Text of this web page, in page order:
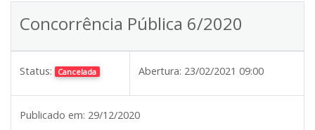
Concorrência Pública 6/2020
Status: Cancelada Abertura: 23/02/2021 09:00
Publicado em: 29/12/2020